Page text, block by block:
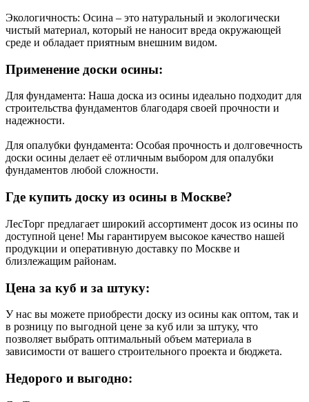
Экологичность: Осина – это натуральный и экологически
чистый материал, который не наносит вреда окружающей
среде и обладает приятным внешним видом.
Применение доски осины:
Для фундамента: Наша доска из осины идеально подходит для
строительства фундаментов благодаря своей прочности и
надежности.
Для опалубки фундамента: Особая прочность и долговечность
доски осины делает её отличным выбором для опалубки
фундаментов любой сложности.
Где купить доску из осины в Москве?
ЛесТорг предлагает широкий ассортимент досок из осины по
доступной цене! Мы гарантируем высокое качество нашей
продукции и оперативную доставку по Москве и
близлежащим районам.
Цена за куб и за штуку:
У нас вы можете приобрести доску из осины как оптом, так и
в розницу по выгодной цене за куб или за штуку, что
позволяет выбрать оптимальный объем материала в
зависимости от вашего строительного проекта и бюджета.
Недорого и выгодно: